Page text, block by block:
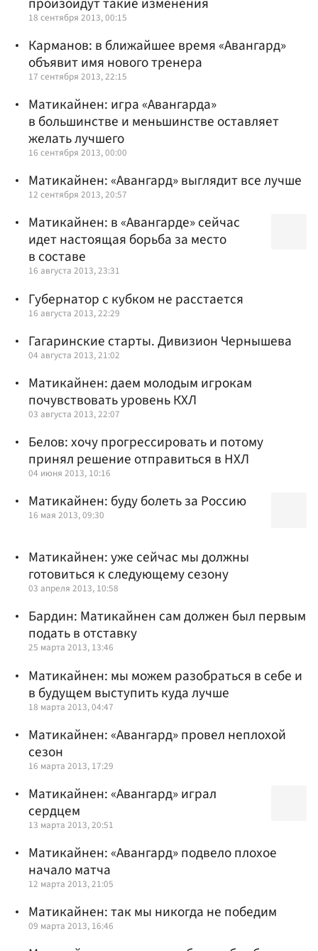
18 сентября 2013, 00:15
Карманов: в ближайшее время «Авангард»
объявит имя нового тренера
17 сентября 2013, 22:15
Матикайнен: игра «Авангарда»
в большинстве и меньшинстве оставляет
желать лучшего
16 сентября 2013, 00:00
Матикайнен: «Авангард» выглядит все лучше
12 сентября 2013, 20:57
Матикайнен: в «Авангарде» сейчас
идет настоящая борьба за место
в составе
16 августа 2013, 23:31
Губернатор с кубком не расстается
16 августа 2013, 22:29
Гагаринские старты. Дивизион Чернышева
04 августа 2013, 21:02
Матикайнен: даем молодым игрокам
почувствовать уровень КХЛ
03 августа 2013, 22:07
Белов: хочу прогрессировать и потому
принял решение отправиться в НХЛ
04 июня 2013, 10:16
Матикайнен: буду болеть за Россию
16 мая 2013, 09:30
Матикайнен: уже сейчас мы должны
готовиться к следующему сезону
03 апреля 2013, 10:58
Бардин: Матикайнен сам должен был первым
подать в отставку
25 марта 2013, 13:46
Матикайнен: мы можем разобраться в себе и
в будущем выступить куда лучше
18 марта 2013, 04:47
Матикайнен: «Авангард» провел неплохой
сезон
16 марта 2013, 17:29
Матикайнен: «Авангард» играл
сердцем
13 марта 2013, 20:51
Матикайнен: «Авангард» подвело плохое
начало матча
12 марта 2013, 21:05
Матикайнен: так мы никогда не победим
09 марта 2013, 16:46